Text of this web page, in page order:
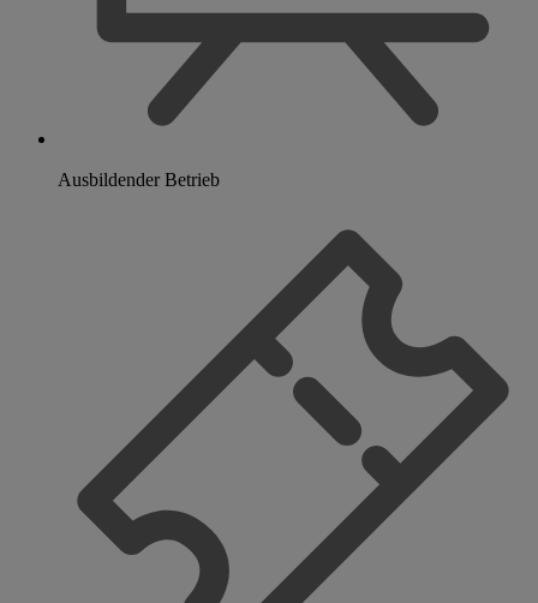
Ausbildender Betrieb